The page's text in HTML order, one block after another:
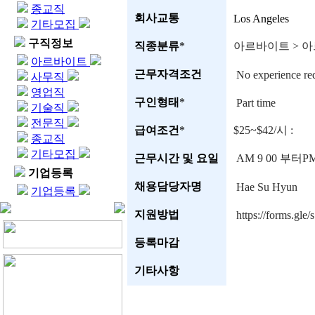
종교직
기타모집
구직정보
아르바이트
사무직
영업직
기술직
전문직
종교직
기타모집
기업등록
기업등록
회사교통 Los Angeles
직종분류* 아르바이트 >
근무자격조건 No experience
구인형태 * Part time
급여조건 * $25~$42/시 :
근무시간 및 요일 AM 9 00 부터
채용담당자명 Hae Su Hyun
지원방법 https://
등록마감
기타사항